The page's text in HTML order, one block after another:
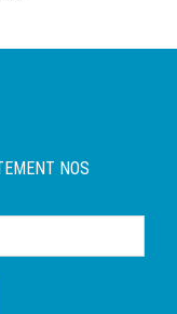
NOS